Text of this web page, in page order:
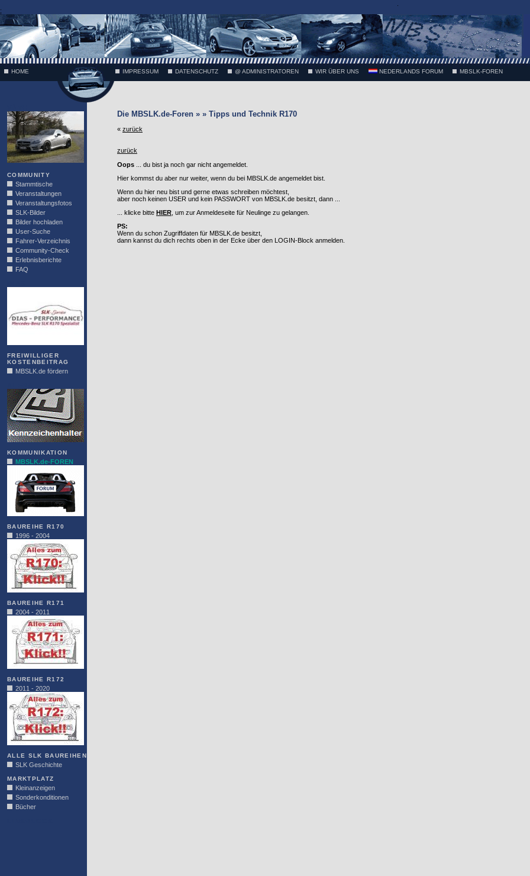
;
HOME IMPRESSUM DATENSCHUTZ @ ADMINISTRATOREN WIR ÜBER UNS NEDERLANDS FORUM MBSLK-FOREN
COMMUNITY
Stammtische
Veranstaltungen
Veranstaltungsfotos
SLK-Bilder
Bilder hochladen
User-Suche
Fahrer-Verzeichnis
Community-Check
Erlebnisberichte
FAQ
FREIWILLIGER
KOSTENBEITRAG
MBSLK.de fördern
KOMMUNIKATION
MBSLK.de-FOREN
BAUREIHE R170
1996 - 2004
BAUREIHE R171
2004 - 2011
BAUREIHE R172
2011 - 2020
ALLE SLK BAUREIHEN
SLK Geschichte
MARKTPLATZ
Kleinanzeigen
Sonderkonditionen
Bücher
Die MBSLK.de-Foren » » Tipps und Technik R170
« zurück
zurück
Oops ... du bist ja noch gar nicht angemeldet.
Hier kommst du aber nur weiter, wenn du bei MBSLK.de angemeldet bist.
Wenn du hier neu bist und gerne etwas schreiben möchtest,
aber noch keinen USER und kein PASSWORT von MBSLK.de besitzt, dann ...
... klicke bitte HIER , um zur Anmeldeseite für Neulinge zu gelangen.
PS:
Wenn du schon Zugriffdaten für MBSLK.de besitzt,
dann kannst du dich rechts oben in der Ecke über den LOGIN-Block anmelden.